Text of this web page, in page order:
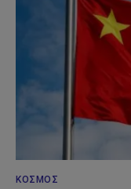
ΚΌΣΜΟΣ